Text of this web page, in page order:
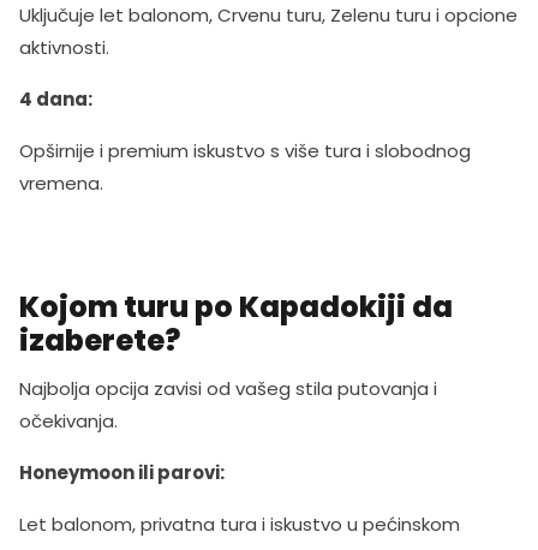
Uključuje let balonom, Crvenu turu, Zelenu turu i opcione
aktivnosti.
4 dana:
Opširnije i premium iskustvo s više tura i slobodnog
vremena.
Kojom turu po Kapadokiji da
izaberete?
Najbolja opcija zavisi od vašeg stila putovanja i
očekivanja.
Honeymoon ili parovi:
Let balonom, privatna tura i iskustvo u pećinskom